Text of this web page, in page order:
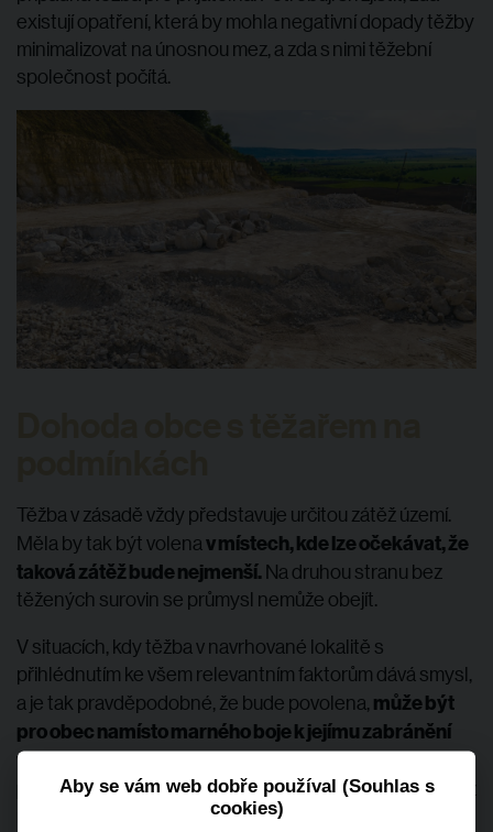
existují opatření, která by mohla negativní dopady těžby
minimalizovat na únosnou mez, a zda s nimi těžební
společnost počítá.
Těžba v zásadě vždy představuje určitou zátěž území.
Měla by tak být volenav místech, kde lze očekávat, že
taková zátěž bude nejmenší.Na druhou stranu bez
těžených surovin se průmysl nemůže obejít.
V situacích, kdy těžba v navrhované lokalitě s
přihlédnutím ke všem relevantním faktorům dává smysl,
a je tak pravděpodobné, že bude povolena, může být
pro obec namísto marného boje k jejímu zabránění
výhodnější začít s těžební společností jednat o
podmínkáchtěžby, případně i uzavřít smlouvu. I takto už
některé obce v ČR postupují.
Aby se vám web dobře používal (Souhlas s
cookies)